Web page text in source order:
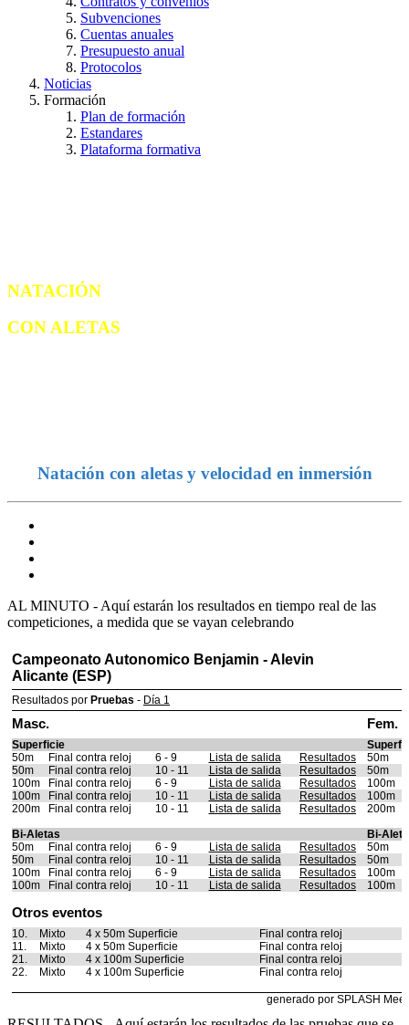
Subvenciones
Cuentas anuales
Presupuesto anual
Protocolos
Noticias
Formación
Plan de formación
Estandares
Plataforma formativa
NATACIÓN
CON ALETAS
Natación con aletas y velocidad en inmersión
AL MINUTO - Aquí estarán los resultados en tiempo real de las
competiciones, a medida que se vayan celebrando